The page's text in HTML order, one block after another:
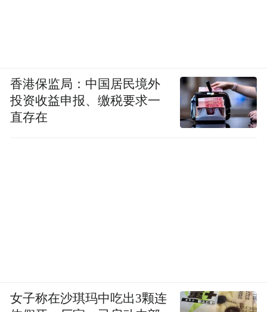
香港保监局：中国居民境外
投资收益申报、缴税要求一
直存在
女子称在沙琪玛中吃出3颗连